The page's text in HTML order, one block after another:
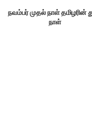
நவம்பர் முதல் நாள் தமிழரின்
நாள்